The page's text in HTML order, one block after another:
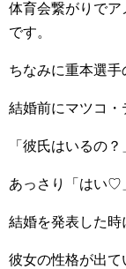
体育会繋がりでア
です。
ちなみに重本選手
結婚前にマツコ・
「彼氏はいるの
あっさり「はい♡
結婚を発表した時
彼女の性格が出て